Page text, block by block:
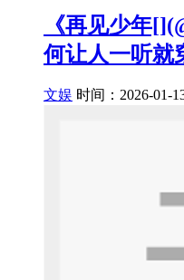
《再见少年
何让人一听就
文娱 时间：2026-01-